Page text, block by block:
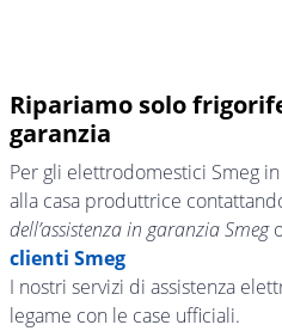
Ripariamo solo
garanzia
Per gli elettrodomestici Smeg
alla casa produttrice
dell’assistenza in garanzia Smeg
clienti Smeg
I nostri servizi di assistenza
legame con le case ufficiali.